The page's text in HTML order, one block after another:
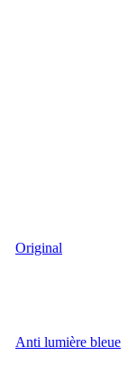
Original
Anti lumière bleue